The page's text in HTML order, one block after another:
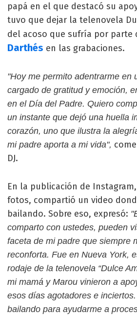
papá en el que destacó su
tuvo que dejar la telenovela
del acoso que sufría por parte
Darthés en las grabaciones.
"Hoy me permito adentrarme en
cargado de gratitud y emoción,
en el Día del Padre. Quiero
un instante que dejó una huella
corazón, uno que ilustra la
mi padre aporta a mi vida",
DJ.
En la publicación de
fotos, compartió un video
bailando. Sobre eso, expresó:
comparto con ustedes, pueden
faceta de mi padre que siempre
reconforta. Fue en Nueva York,
rodaje de la telenovela “Dulce
mi mamá y Marou vinieron a
esos días agotadores e
bailando para ayudarme a